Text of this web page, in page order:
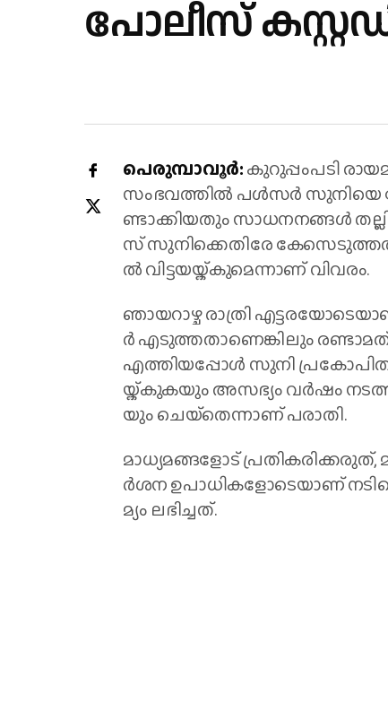
പോലീസ്
പെ​രു​മ്പാ​വൂ​ര്‍:കു​റു​പ്പം​പ​ടി
സം​ഭ​വ​ത്തി​ല്‍ പ​ള്‍​സ​ര്‍ സു​നി​യെ
ണ്ടാ​ക്കി​യ​തും സാ​ധ​ന​ന​ങ്ങ​ള്‍
സ് സു​നി​ക്കെ​തി​രേ കേ​സെ​ടു​ത്ത​ത്.
ല്‍ വി​ട്ട​യ​യ്ക്കു​മെ​ന്നാ​ണ് വി​വ​രം.
ഞാ​യ​റാ​ഴ്ച രാ​ത്രി
ര്‍ എ​ടു​ത്ത​താ​ണെ​ങ്കി​ലും
എ​ത്തി​യ​പ്പോ​ൾ സു​നി
യ്ക്കു​ക​യും അ​സ​ഭ്യം വ​ര്‍​ഷം
യും ചെ​യ്‌​തെ​ന്നാ​ണ് പ​രാ​തി.
മാ​ധ്യ​മ​ങ്ങ​ളോ​ട്
ര്‍​ശ​ന ഉ​പാ​ധി​ക​ളോ​ടെ​യാ​ണ്
മ്യം ല​ഭി​ച്ച​ത്.